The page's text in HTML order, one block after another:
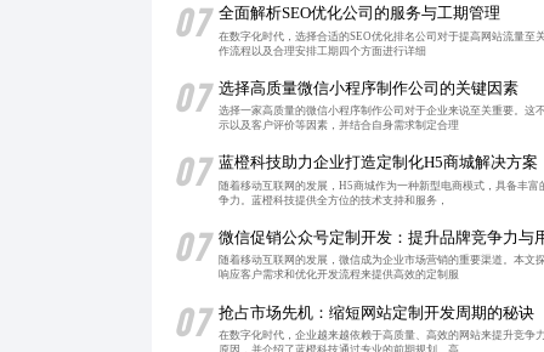
07 全面解析SEO优化公司的服务与工期管理
在数字化时代，选择合适的SEO优化排名公司对于提高网站流量
作流程以及合理安排工期四个方面进行详细
07 选择高质量微信小程序制作公司的关键因素
选择一家高质量的微信小程序制作公司对于企业来说至关重要。
示以及客户评价等因素，并结合自身需求制定合理
07 蓝橙科技助力企业打造定制化H5商城解决方案
随着移动互联网的发展，H5商城作为一种新型电商模式，具备丰
争力。蓝橙科技提供全方位的技术支持和服务，
07 微信促销公众号定制开发：提升品牌竞争力与
随着移动互联网的发展，微信成为企业市场营销的重要渠道。本
响应客户需求和优化开发流程来提供高效的定制服
07 抢占市场先机：缩短网站定制开发周期的秘诀
在数字化时代，企业越来越依赖于高质量、高效的网站来提升竞
原因，并介绍了蓝橙科技通过专业的前期规划、高